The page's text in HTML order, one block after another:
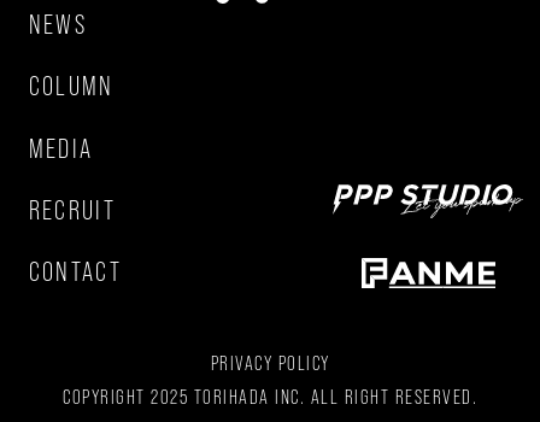
NEWS
COLUMN
MEDIA
RECRUIT
CONTACT
PRIVACY POLICY
COPYRIGHT 2025 TORIHADA INC. ALL RIGHT RESERVED.